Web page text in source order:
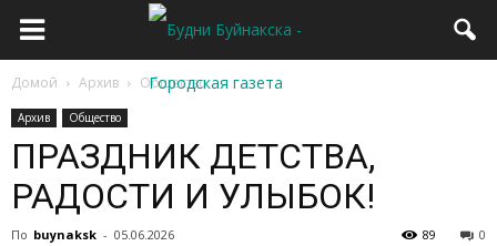
Домой Архив Общество
Архив Общество
ПРАЗДНИК ДЕТСТВА,
РАДОСТИ И УЛЫБОК!
По buynaksk - 05.06.2026 0
89